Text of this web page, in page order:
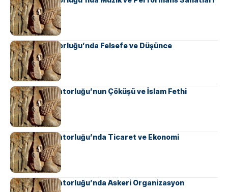
Pers İmparatorluğu’nda Felsefe ve Düşünce
Sasani İmparatorluğu’nun Çöküşü ve İslam Fethi
Sasani İmparatorluğu’nda Ticaret ve Ekonomi
Sasani İmparatorluğu’nda Askeri Organizasyon